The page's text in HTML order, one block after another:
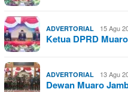
ADVERTORIAL 15 Agu
Ketua DPRD
ADVERTORIAL 13 Agu
Dewan Muaro